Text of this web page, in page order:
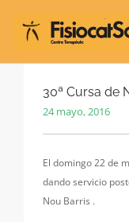
TRATAMIENTOS
SERVICIOS Y CLASES
CONTACTO
30ª Cursa de
24 mayo, 2016
El domingo 22 de
dando servicio
Nou Barris .